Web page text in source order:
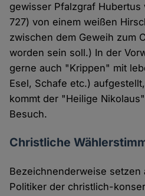
gewisser Pfalzgraf
727) von einem weißen
zwischen dem Geweih zum
worden sein soll.) In der
gerne auch "Krippen" mit
Esel, Schafe etc.)
kommt der "Heilige
Besuch.
Christliche
Bezeichnenderweise setzen
Politiker der christlich-